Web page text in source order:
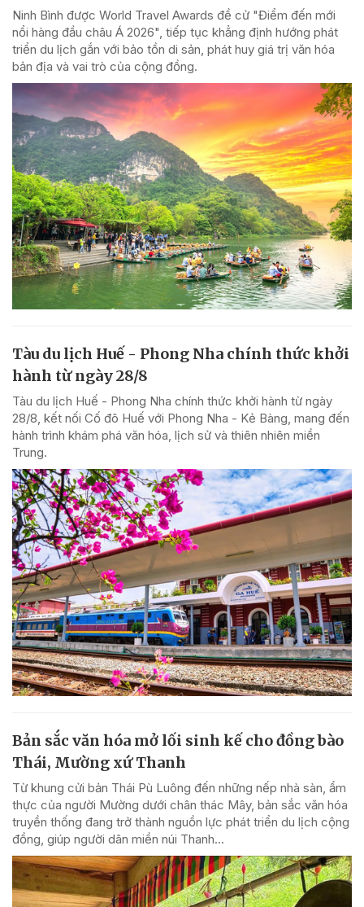
Ninh Bình được World Travel Awards đề cử "Điểm đến mới
nổi hàng đầu châu Á 2026", tiếp tục khẳng định hướng phát
triển du lịch gắn với bảo tồn di sản, phát huy giá trị văn hóa
bản địa và vai trò của cộng đồng.
Tàu du lịch Huế - Phong Nha chính thức khởi
hành từ ngày 28/8
Tàu du lịch Huế - Phong Nha chính thức khởi hành từ ngày
28/8, kết nối Cố đô Huế với Phong Nha - Kẻ Bàng, mang đến
hành trình khám phá văn hóa, lịch sử và thiên nhiên miền
Trung.
Bản sắc văn hóa mở lối sinh kế cho đồng bào
Thái, Mường xứ Thanh
Từ khung cửi bản Thái Pù Luông đến những nếp nhà sàn, ẩm
thực của người Mường dưới chân thác Mây, bản sắc văn hóa
truyền thống đang trở thành nguồn lực phát triển du lịch cộng
đồng, giúp người dân miền núi Thanh...